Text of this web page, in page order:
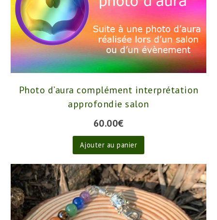
peuvent
être
choisies
sur
la
page
produit
Photo d’aura complément interprétation
approfondie salon
60.00€
Ajouter au panier